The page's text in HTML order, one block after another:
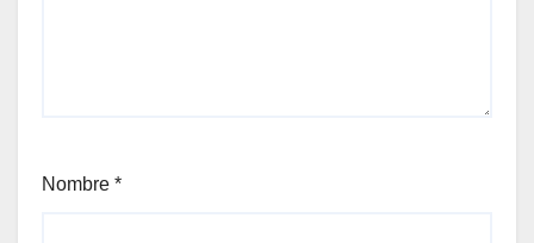
Nombre *